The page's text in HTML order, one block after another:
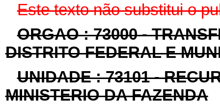
Este texto não substitui o
ORGAO : 73000 -
DISTRITO FEDERAL E
UNIDADE : 73101 -
MINISTERIO DA FAZENDA